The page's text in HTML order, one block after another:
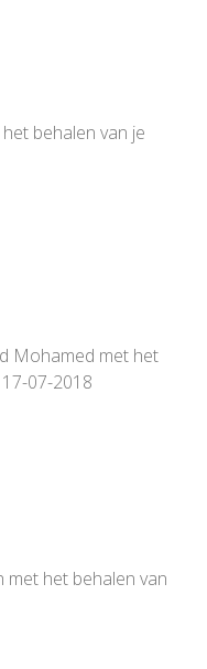
behalen van je
Mohamed met het
07-2018
met het behalen van